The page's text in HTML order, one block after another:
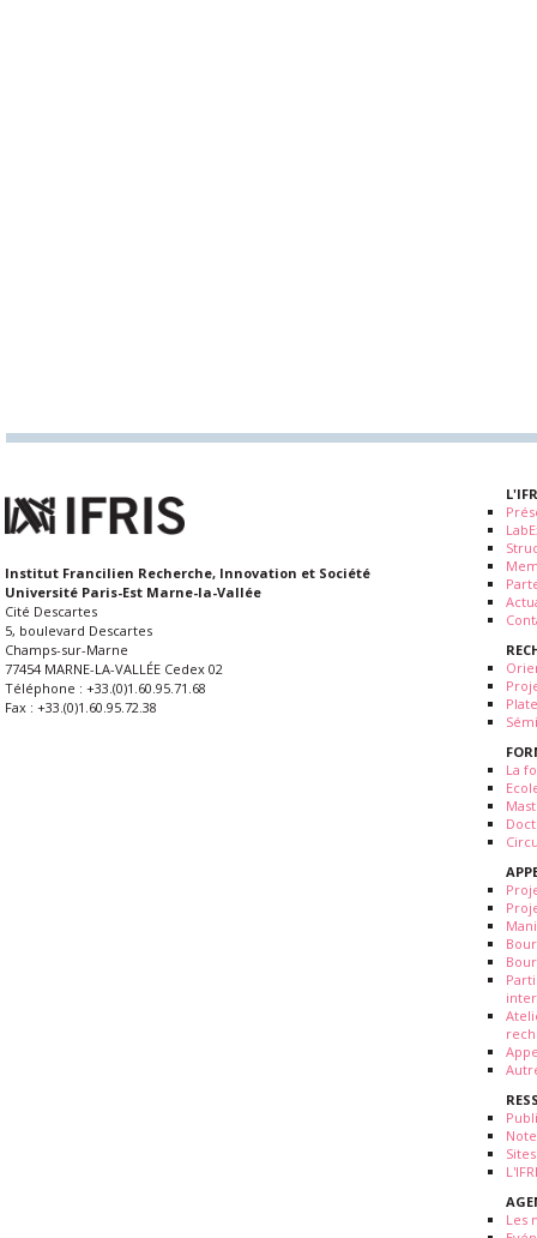
Institut Francilien Recherche, Innovation et Société
Université Paris-Est Marne-la-Vallée
Cité Descartes
5, boulevard Descartes
Champs-sur-Marne
77454 MARNE-LA-VALLÉE Cedex 02
Téléphone : +33.(0)1.60.95.71.68
Fax : +33.(0)1.60.95.72.38
La
Les